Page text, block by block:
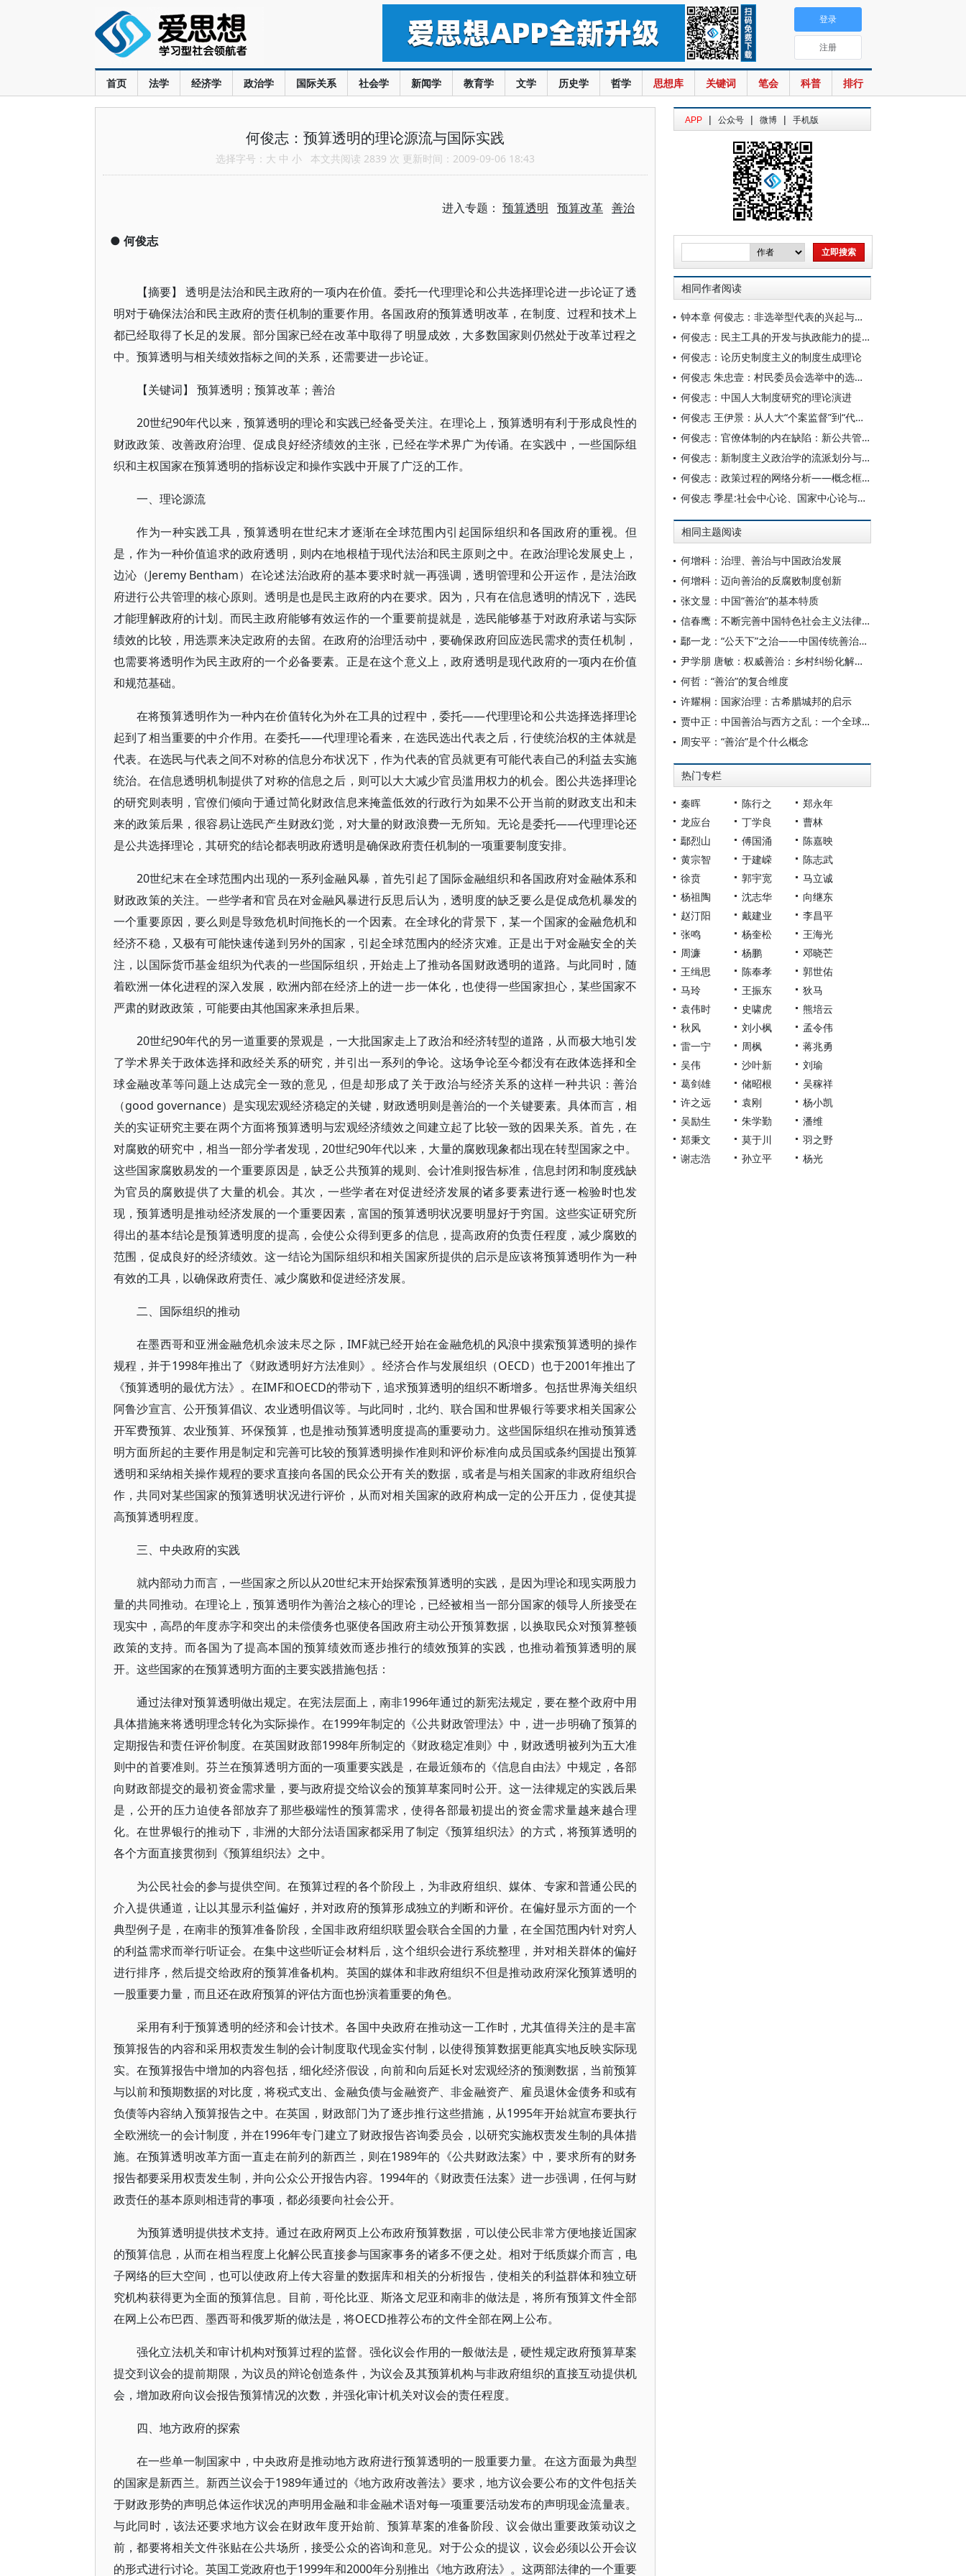
首页 法学 经济学 政治学 国际关系 社会学 新闻学 教育学 文学 历史学 哲学 思想库 关键词 笔会 科普 排行
登录
注册
何俊志：预算透明的理论源流与国际实践
选择字号： 大 中 小 本文共阅读 2839 次 更新时间：2009-09-06 18:43
进入专题： 预算透明 预算改革 善治
● 何俊志
【摘要】 透明是法治和民主政府的一项内在价值。委托一代理理论和公共选择理论进一步论证了透
明对于确保法治和民主政府的责任机制的重要作用。各国政府的预算透明改革，在制度、过程和技术上
都已经取得了长足的发展。部分国家已经在改革中取得了明显成效，大多数国家则仍然处于改革过程之
中。预算透明与相关绩效指标之间的关系，还需要进一步论证。
【关键词】 预算透明；预算改革；善治
20世纪90年代以来，预算透明的理论和实践已经备受关注。在理论上，预算透明有利于形成良性的
财政政策、改善政府治理、促成良好经济绩效的主张，已经在学术界广为传诵。在实践中，一些国际组
织和主权国家在预算透明的指标设定和操作实践中开展了广泛的工作。
一、理论源流
作为一种实践工具，预算透明在世纪末才逐渐在全球范围内引起国际组织和各国政府的重视。但
是，作为一种价值追求的政府透明，则内在地根植于现代法治和民主原则之中。在政治理论发展史上，
边沁（Jeremy Bentham）在论述法治政府的基本要求时就一再强调，透明管理和公开运作，是法治政
府进行公共管理的核心原则。透明是也是民主政府的内在要求。因为，只有在信息透明的情况下，选民
才能理解政府的计划。而民主政府能够有效运作的一个重要前提就是，选民能够基于对政府承诺与实际
绩效的比较，用选票来决定政府的去留。在政府的治理活动中，要确保政府回应选民需求的责任机制，
也需要将透明作为民主政府的一个必备要素。正是在这个意义上，政府透明是现代政府的一项内在价值
和规范基础。
在将预算透明作为一种内在价值转化为外在工具的过程中，委托——代理理论和公共选择选择理论
起到了相当重要的中介作用。在委托——代理理论看来，在选民选出代表之后，行使统治权的主体就是
代表。在选民与代表之间不对称的信息分布状况下，作为代表的官员就更有可能代表自己的利益去实施
统治。在信息透明机制提供了对称的信息之后，则可以大大减少官员滥用权力的机会。图公共选择理论
的研究则表明，官僚们倾向于通过简化财政信息来掩盖低效的行政行为如果不公开当前的财政支出和未
来的政策后果，很容易让选民产生财政幻觉，对大量的财政浪费一无所知。无论是委托——代理理论还
是公共选择理论，其研究的结论都表明政府透明是确保政府责任机制的一项重要制度安排。
20世纪末在全球范围内出现的一系列金融风暴，首先引起了国际金融组织和各国政府对金融体系和
财政政策的关注。一些学者和官员在对金融风暴进行反思后认为，透明度的缺乏要么是促成危机暴发的
一个重要原因，要么则是导致危机时间拖长的一个因素。在全球化的背景下，某一个国家的金融危机和
经济不稳，又极有可能快速传递到另外的国家，引起全球范围内的经济灾难。正是出于对金融安全的关
注，以国际货币基金组织为代表的一些国际组织，开始走上了推动各国财政透明的道路。与此同时，随
着欧洲一体化进程的深入发展，欧洲内部在经济上的进一步一体化，也使得一些国家担心，某些国家不
严肃的财政政策，可能要由其他国家来承担后果。
20世纪90年代的另一道重要的景观是，一大批国家走上了政治和经济转型的道路，从而极大地引发
了学术界关于政体选择和政经关系的研究，并引出一系列的争论。这场争论至今都没有在政体选择和全
球金融改革等问题上达成完全一致的意见，但是却形成了关于政治与经济关系的这样一种共识：善治
（good governance）是实现宏观经济稳定的关键，财政透明则是善治的一个关键要素。具体而言，相
关的实证研究主要在两个方面将预算透明与宏观经济绩效之间建立起了比较一致的因果关系。首先，在
对腐败的研究中，相当一部分学者发现，20世纪90年代以来，大量的腐败现象都出现在转型国家之中。
这些国家腐败易发的一个重要原因是，缺乏公共预算的规则、会计准则报告标准，信息封闭和制度残缺
为官员的腐败提供了大量的机会。其次，一些学者在对促进经济发展的诸多要素进行逐一检验时也发
现，预算透明是推动经济发展的一个重要因素，富国的预算透明状况要明显好于穷国。这些实证研究所
得出的基本结论是预算透明度的提高，会使公众得到更多的信息，提高政府的负责任程度，减少腐败的
范围，促成良好的经济绩效。这一结论为国际组织和相关国家所提供的启示是应该将预算透明作为一种
有效的工具，以确保政府责任、减少腐败和促进经济发展。
二、国际组织的推动
在墨西哥和亚洲金融危机余波未尽之际，IMF就已经开始在金融危机的风浪中摸索预算透明的操作
规程，并于1998年推出了《财政透明好方法准则》。经济合作与发展组织（OECD）也于2001年推出了
《预算透明的最优方法》。在IMF和OECD的带动下，追求预算透明的组织不断增多。包括世界海关组织
阿鲁沙宣言、公开预算倡议、农业透明倡议等。与此同时，北约、联合国和世界银行等要求相关国家公
开军费预算、农业预算、环保预算，也是推动预算透明度提高的重要动力。这些国际组织在推动预算透
明方面所起的主要作用是制定和完善可比较的预算透明操作准则和评价标准向成员国或条约国提出预算
透明和采纳相关操作规程的要求直接向各国的民众公开有关的数据，或者是与相关国家的非政府组织合
作，共同对某些国家的预算透明状况进行评价，从而对相关国家的政府构成一定的公开压力，促使其提
高预算透明程度。
三、中央政府的实践
就内部动力而言，一些国家之所以从20世纪末开始探索预算透明的实践，是因为理论和现实两股力
量的共同推动。在理论上，预算透明作为善治之核心的理论，已经被相当一部分国家的领导人所接受在
现实中，高昂的年度赤字和突出的未偿债务也驱使各国政府主动公开预算数据，以换取民众对预算整顿
政策的支持。而各国为了提高本国的预算绩效而逐步推行的绩效预算的实践，也推动着预算透明的展
开。这些国家的在预算透明方面的主要实践措施包括：
通过法律对预算透明做出规定。在宪法层面上，南非1996年通过的新宪法规定，要在整个政府中用
具体措施来将透明理念转化为实际操作。在1999年制定的《公共财政管理法》中，进一步明确了预算的
定期报告和责任评价制度。在英国财政部1998年所制定的《财政稳定准则》中，财政透明被列为五大准
则中的首要准则。芬兰在预算透明方面的一项重要实践是，在最近颁布的《信息自由法》中规定，各部
向财政部提交的最初资金需求量，要与政府提交给议会的预算草案同时公开。这一法律规定的实践后果
是，公开的压力迫使各部放弃了那些极端性的预算需求，使得各部最初提出的资金需求量越来越合理
化。在世界银行的推动下，非洲的大部分法语国家都采用了制定《预算组织法》的方式，将预算透明的
各个方面直接贯彻到《预算组织法》之中。
为公民社会的参与提供空间。在预算过程的各个阶段上，为非政府组织、媒体、专家和普通公民的
介入提供通道，让以其显示利益偏好，并对政府的预算形成独立的判断和评价。在偏好显示方面的一个
典型例子是，在南非的预算准备阶段，全国非政府组织联盟会联合全国的力量，在全国范围内针对穷人
的利益需求而举行听证会。在集中这些听证会材料后，这个组织会进行系统整理，并对相关群体的偏好
进行排序，然后提交给政府的预算准备机构。英国的媒体和非政府组织不但是推动政府深化预算透明的
一股重要力量，而且还在政府预算的评估方面也扮演着重要的角色。
采用有利于预算透明的经济和会计技术。各国中央政府在推动这一工作时，尤其值得关注的是丰富
预算报告的内容和采用权责发生制的会计制度取代现金实付制，以使得预算数据更能真实地反映实际现
实。在预算报告中增加的内容包括，细化经济假设，向前和向后延长对宏观经济的预测数据，当前预算
与以前和预期数据的对比度，将税式支出、金融负债与金融资产、非金融资产、雇员退休金债务和或有
负债等内容纳入预算报告之中。在英国，财政部门为了逐步推行这些措施，从1995年开始就宣布要执行
全欧洲统一的会计制度，并在1996年专门建立了财政报告咨询委员会，以研究实施权责发生制的具体措
施。在预算透明改革方面一直走在前列的新西兰，则在1989年的《公共财政法案》中，要求所有的财务
报告都要采用权责发生制，并向公众公开报告内容。1994年的《财政责任法案》进一步强调，任何与财
政责任的基本原则相违背的事项，都必须要向社会公开。
为预算透明提供技术支持。通过在政府网页上公布政府预算数据，可以使公民非常方便地接近国家
的预算信息，从而在相当程度上化解公民直接参与国家事务的诸多不便之处。相对于纸质媒介而言，电
子网络的巨大空间，也可以使政府上传大容量的数据库和相关的分析报告，使相关的利益群体和独立研
究机构获得更为全面的预算信息。目前，哥伦比亚、斯洛文尼亚和南非的做法是，将所有预算文件全部
在网上公布巴西、墨西哥和俄罗斯的做法是，将OECD推荐公布的文件全部在网上公布。
强化立法机关和审计机构对预算过程的监督。强化议会作用的一般做法是，硬性规定政府预算草案
提交到议会的提前期限，为议员的辩论创造条件，为议会及其预算机构与非政府组织的直接互动提供机
会，增加政府向议会报告预算情况的次数，并强化审计机关对议会的责任程度。
四、地方政府的探索
在一些单一制国家中，中央政府是推动地方政府进行预算透明的一股重要力量。在这方面最为典型
的国家是新西兰。新西兰议会于1989年通过的《地方政府改善法》要求，地方议会要公布的文件包括关
于财政形势的声明总体运作状况的声明用金融和非金融术语对每一项重要活动发布的声明现金流量表。
与此同时，该法还要求地方议会在财政年度开始前、预算草案的准备阶段、议会做出重要政策动议之
前，都要将相关文件张贴在公共场所，接受公众的咨询和意见。对于公众的提议，议会必须以公开会议
的形式进行讨论。英国工党政府也于1999年和2000年分别推出《地方政府法》。这两部法律的一个重要
APP | 公众号 | 微博 | 手机版
相同作者阅读
钟本章 何俊志：非选举型代表的兴起与政治代表概念的转向
何俊志：民主工具的开发与执政能力的提升
何俊志：论历史制度主义的制度生成理论
何俊志 朱忠壹：村民委员会选举中的选票设计与民主质量
何俊志：中国人大制度研究的理论演进
何俊志 王伊景：从人大“个案监督”到“代表参与诉讼调解”——
何俊志：官僚体制的内在缺陷：新公共管理视角的分析
何俊志：新制度主义政治学的流派划分与分析走向
何俊志：政策过程的网络分析——概念框架的产生、深化与拓展
何俊志 季星:社会中心论、国家中心论与制度中心论——当代西方政治科学的视角转换
相同主题阅读
何增科：治理、善治与中国政治发展
何增科：迈向善治的反腐败制度创新
张文显：中国“善治”的基本特质
信春鹰：不断完善中国特色社会主义法律体系 以良法促进发展 保障善治
鄢一龙：“公天下”之治——中国传统善治观及其当代意义
尹学朋 唐敏：权威善治：乡村纠纷化解机制新探索
何哲：“善治”的复合维度
许耀桐：国家治理：古希腊城邦的启示
贾中正：中国善治与西方之乱：一个全球治理的视角
周安平：“善治”是个什么概念
热门专栏
秦晖 陈行之
郑永年
龙应台
丁学良
曹林
鄢烈山
傅国涌
陈嘉映
黄宗智
于建嵘
陈志武
徐贲
郭宇宽
马立诚
杨祖陶
沈志华
向继东
赵汀阳
戴建业
李昌平
张鸣
杨奎松
王海光
周濂
杨鹏
邓晓芒
王缉思
陈奉孝
郭世佑
马玲
王振东
狄马
袁伟时
史啸虎
熊培云
秋风
刘小枫
孟令伟
雷一宁
周枫
蒋兆勇
吴伟
沙叶新
刘瑜
葛剑雄
储昭根
吴稼祥
许之远
袁刚
杨小凯
吴励生
朱学勤
潘维
郑秉文
莫于川
羽之野
谢志浩
孙立平 杨光